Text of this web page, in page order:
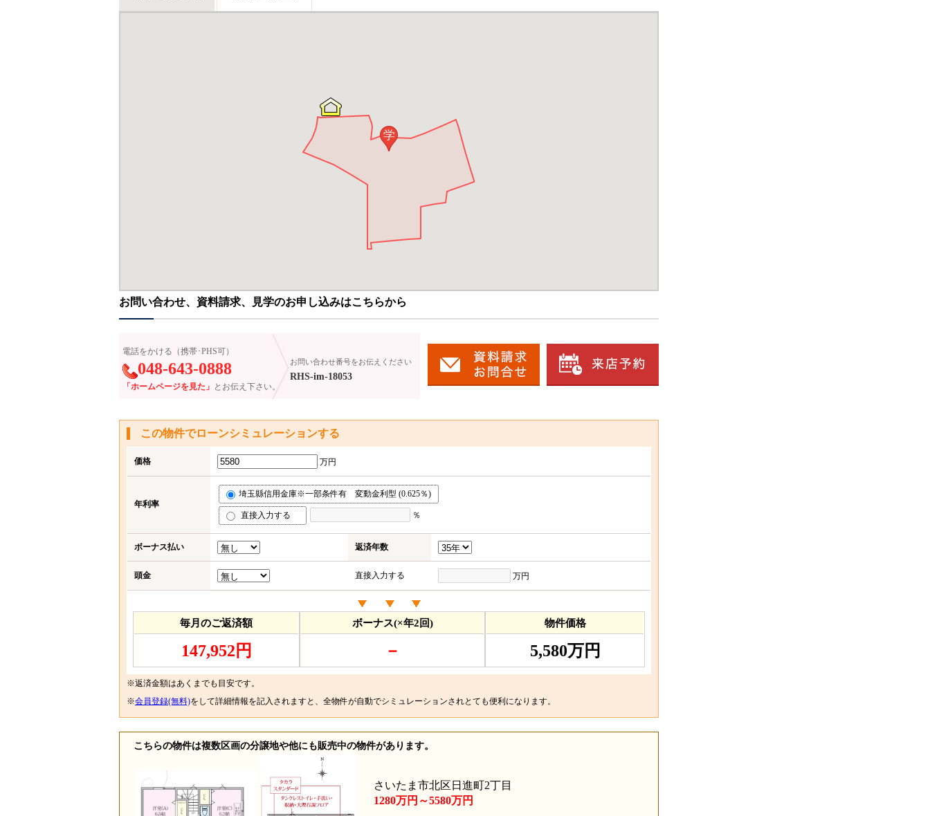
学
お問い合わせ、資料請求、見学のお申し込みはこちらから
電話をかける（携帯･PHS可）
048-643-0888
「ホームページを見た」 とお伝え下さい。
お問い合わせ番号をお伝えください
RHS-im-18053
この物件でローンシミュレーションする
価格 万円
年利率
埼玉縣信用金庫※一部条件有 変動金利型 (0.625％)
直接入力する ％
ボーナス払い 返済年数
頭金 直接入力する 万円
毎月のご返済額
147,952円
ボーナス(×年2回)
－
物件価格
5,580万円
※返済金額はあくまでも目安です。
※会員登録(無料)をして詳細情報を記入されますと、全物件が自動でシミュレーションされとても便利になります。
こちらの物件は複数区画の分譲地や他にも販売中の物件があります。
さいたま市北区日進町2丁目
1280万円～5580万円